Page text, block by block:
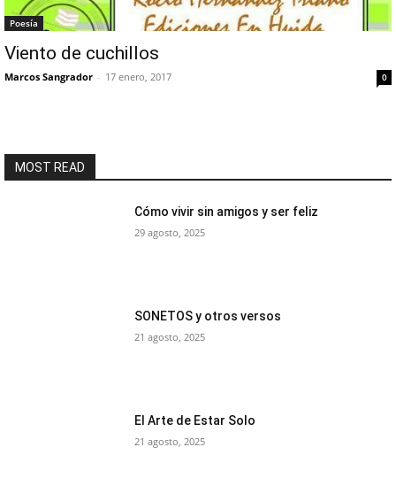
Poesía
Viento de cuchillos
Marcos Sangrador - 17 enero, 2017 0
MOST READ
Cómo vivir sin amigos y ser feliz
29 agosto, 2025
SONETOS y otros versos
21 agosto, 2025
El Arte de Estar Solo
21 agosto, 2025